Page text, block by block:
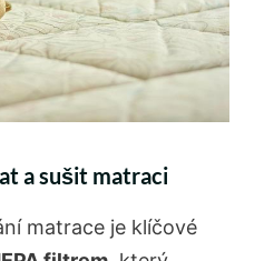
a sušit matraci
matrace je klíčové